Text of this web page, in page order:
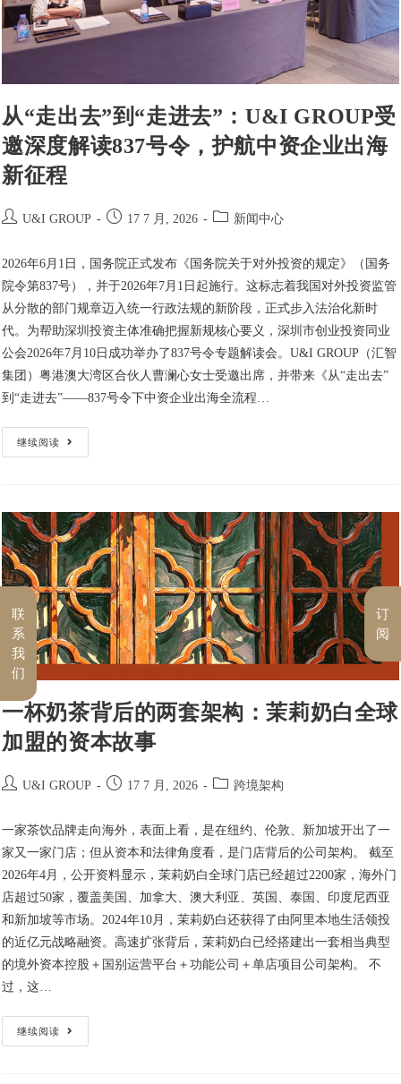
从“走出去”到“走进去”：U&I GROUP受
邀深度解读837号令，护航中资企业出海
新征程
U&I GROUP 17 7 月, 2026 新闻中心
2026年6月1日，国务院正式发布《国务院关于对外投资的规定》（国务
院令第837号），并于2026年7月1日起施行。这标志着我国对外投资监管
从分散的部门规章迈入统一行政法规的新阶段，正式步入法治化新时
代。为帮助深圳投资主体准确把握新规核心要义，深圳市创业投资同业
公会2026年7月10日成功举办了837号令专题解读会。U&I GROUP（汇智
集团）粤港澳大湾区合伙人曹澜心女士受邀出席，并带来《从“走出去”
到“走进去”——837号令下中资企业出海全流程…
继续阅读
一杯奶茶背后的两套架构：茉莉奶白全球
加盟的资本故事
U&I GROUP 17 7 月, 2026 跨境架构
一家茶饮品牌走向海外，表面上看，是在纽约、伦敦、新加坡开出了一
家又一家门店；但从资本和法律角度看，是门店背后的公司架构。 截至
2026年4月，公开资料显示，茉莉奶白全球门店已经超过2200家，海外门
店超过50家，覆盖美国、加拿大、澳大利亚、英国、泰国、印度尼西亚
和新加坡等市场。2024年10月，茉莉奶白还获得了由阿里本地生活领投
的近亿元战略融资。高速扩张背后，茉莉奶白已经搭建出一套相当典型
的境外资本控股＋国别运营平台＋功能公司＋单店项目公司架构。 不
过，这…
继续阅读
订
阅
联
系
我
们